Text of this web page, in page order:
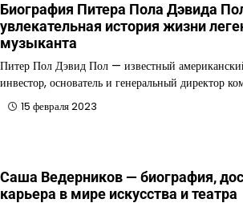
Биография Питера Пола Дэвида
увлекательная история жизни
музыканта
Питер Пол Дэвид Пол — известный
инвестор, основатель и генеральный директор
15 февраля 2023
Саша Ведерников — биография,
карьера в мире искусства и театра